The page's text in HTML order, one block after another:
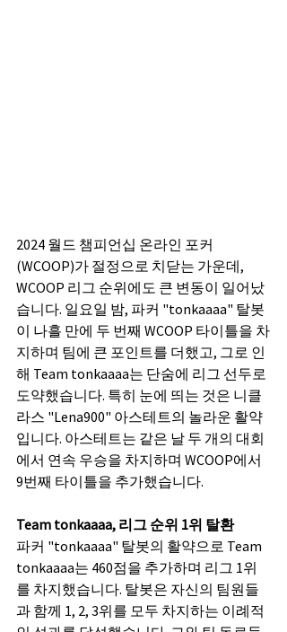
2024 월드 챔피언십 온라인 포커
(WCOOP)가 절정으로 치닫는 가운데,
WCOOP 리그 순위에도 큰 변동이 일어났
습니다. 일요일 밤, 파커 "tonkaaaa" 탈봇
이 나흘 만에 두 번째 WCOOP 타이틀을 차
지하며 팀에 큰 포인트를 더했고, 그로 인
해 Team tonkaaaa는 단숨에 리그 선두로
도약했습니다. 특히 눈에 띄는 것은 니클
라스 "Lena900" 아스테트의 놀라운 활약
입니다. 아스테트는 같은 날 두 개의 대회
에서 연속 우승을 차지하며 WCOOP에서
9번째 타이틀을 추가했습니다.
Team tonkaaaa, 리그 순위 1위 탈환
파커 "tonkaaaa" 탈봇의 활약으로 Team
tonkaaaa는 460점을 추가하며 리그 1위
를 차지했습니다. 탈봇은 자신의 팀원들
과 함께 1, 2, 3위를 모두 차지하는 이례적